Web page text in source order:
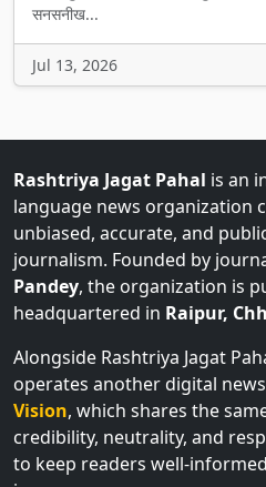
Jul 13, 2026
language news organization
unbiased, accurate, and
journalism. Founded by
Pandey, the organization is
headquartered inRaipur,
Alongside Rashtriya Jagat
operates another digital
Vision, which shares the
credibility, neutrality, and
to keep readers well-
issues.